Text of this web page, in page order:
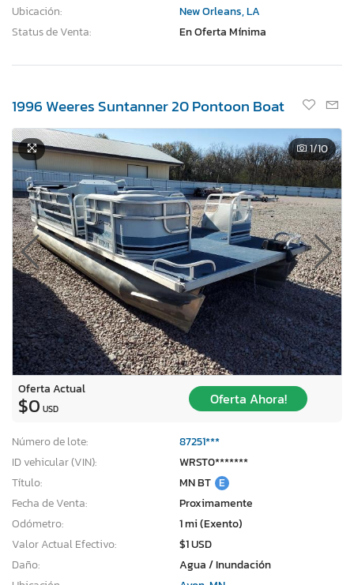
Ubicación:
New Orleans, LA
Status de Venta:
En Oferta Mínima
1996 Weeres Suntanner 20 Pontoon Boat
1/10
Oferta Actual
$0 USD
Oferta Ahora!
Número de lote:
87251***
ID vehicular (VIN):
WRST0*******
Título:
MN BT E
Fecha de Venta:
Proximamente
Odómetro:
1 mi (Exento)
Valor Actual Efectivo:
$1 USD
Daño:
Agua / Inundación